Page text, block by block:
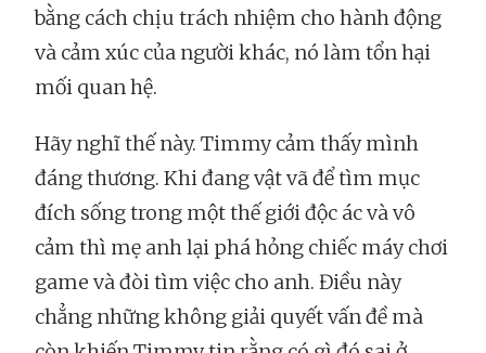
bằng cách chịu trách nhiệm cho hành động
và cảm xúc của người khác, nó làm tổn hại
mối quan hệ.
Hãy nghĩ thế này. Timmy cảm thấy mình
đáng thương. Khi đang vật vã để tìm mục
đích sống trong một thế giới độc ác và vô
cảm thì mẹ anh lại phá hỏng chiếc máy chơi
game và đòi tìm việc cho anh. Điều này
chẳng những không giải quyết vấn đề mà